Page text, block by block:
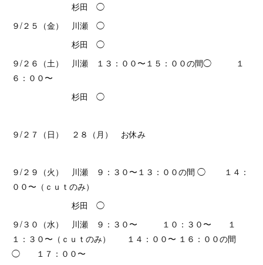
杉田 ◯
９/２５（金） 川瀬 ◯
杉田 ◯
９/２６（土） 川瀬 １３：００〜１５：００の間◯ １
６：００〜
杉田 ◯
９/２７（日） ２８（月） お休み
９/２９（火） 川瀬 ９：３０〜１３：００の間 ◯ １４：
００〜（ｃｕｔのみ）
杉田 ◯
９/３０（水） 川瀬 ９：３０〜 １０：３０〜 １
１：３０〜（ｃｕｔのみ） １４：００〜 １６：００の間
◯ １７：００〜